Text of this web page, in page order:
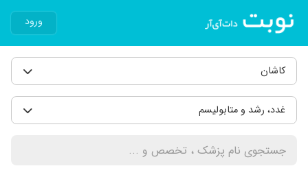
ورود
کاشان
غدد، رشد و متابولیسم